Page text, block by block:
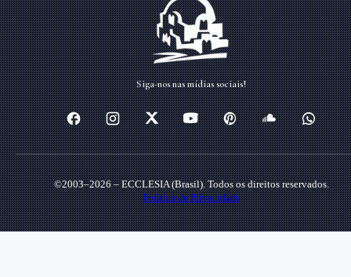
Siga-nos nas mídias sociais!
©2003–2026 – ECCLESIA (Brasil). Todos os direitos reservados.
Política de Privacidade